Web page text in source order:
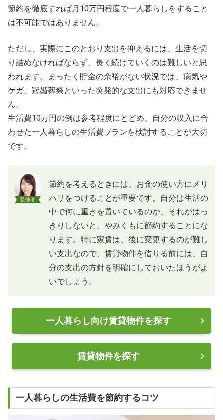
節約を徹底すれば月10万円程度で一人暮らしをすること
は不可能ではありません。
ただし、実際にこのとおり支出を抑えるには、生活を切
り詰めなければならず、長く続けていくのは難しいと思
われます。まったく貯金の余裕がない状況では、病気や
ケガ、冠婚葬祭といった突発的な支出にも対応できませ
ん。
生活費10万円の例は参考程度にとどめ、自分の収入に合
わせた一人暮らしの生活費プランを検討することが大切
です。
監修者
節約を考えるときには、お金の使い方にメリ
ハリをつけることが重要です。自分は生活の
中で何に重きを置いているのか、それがはっ
きりしないと、やみくもに節約することにな
ります。特に家賃は、後に変更するのが難し
い支出なので、賃貸物件を借りる前には、自
分の支出の方針を明確にしておいたほうがよ
いでしょう。
一人暮らし向け賃貸物件を探す
賃貸物件を探す
一人暮らしの生活費を節約するコツ